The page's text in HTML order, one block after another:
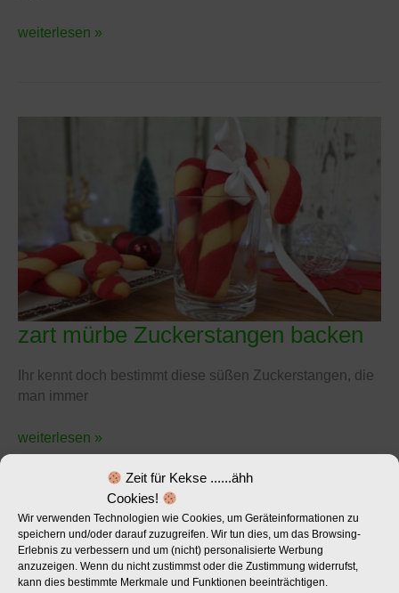
Zeit für Kekse ......ähh
Cookies!
Wir verwenden Technologien wie Cookies, um Geräteinformationen zu
speichern und/oder darauf zuzugreifen. Wir tun dies, um das Browsing-
Erlebnis zu verbessern und um (nicht) personalisierte Werbung
anzuzeigen. Wenn du nicht zustimmst oder die Zustimmung widerrufst,
kann dies bestimmte Merkmale und Funktionen beeinträchtigen.
weiterlesen »
zart mürbe Zuckerstangen backen
Ihr kennt doch bestimmt diese süßen Zuckerstangen, die
man immer
zart
Zuckerstangen
backen
weiterlesen »